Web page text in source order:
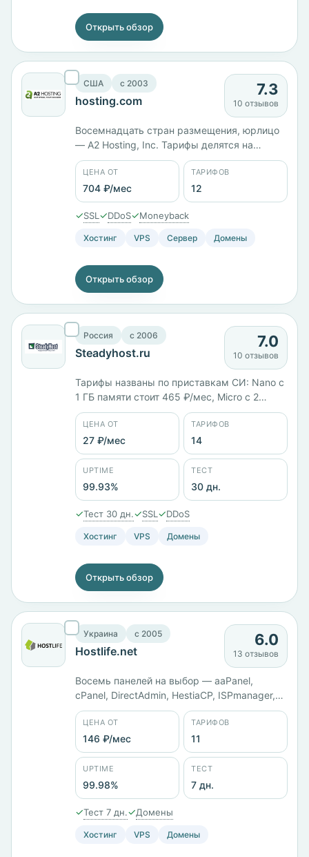
Открыть обзор
США c 2003
hosting.com
7.3
10 отзывов
Восемнадцать стран размещения, юрлицо
— A2 Hosting, Inc. Тарифы делятся на
самостоятельные и управляемые:
Unmanaged Launch 1 с 1 ГБ памяти стоит
703 ₽/мес, Managed Takeoff 4 с 2 ядрами и
4 ГБ — 6025 ₽/мес, Takeoff 8 с 6 ядрами и
8 ГБ — 8216 ₽/мес. Панели cPanel и Plesk.
ЦЕНА ОТ
704 ₽/мес
ТАРИФОВ
12
✓SSL ✓DDoS✓Moneyback
Хостинг VPS Сервер Домены
Открыть обзор
Россия c 2006
Steadyhost.ru
7.0
10 отзывов
Тарифы названы по приставкам СИ: Nano с
1 ГБ памяти стоит 465 ₽/мес, Micro с 2
ядрами и 2 ГБ — 700 ₽/мес, Kilo с 3 ядрами,
3 ГБ и диском на 100 ГБ — 935 ₽/мес.
Четыре панели, включая RootPanel,
площадки в России, Германии и
Нидерландах. Тест 30 дней, возврат
средств.
ЦЕНА ОТ
27 ₽/мес
ТАРИФОВ
14
UPTIME
99.93%
ТЕСТ
30 дн.
✓Тест 30 дн.✓SSL ✓DDoS
Хостинг VPS Домены
Открыть обзор
Украина c 2005
Hostlife.net
6.0
13 отзывов
Восемь панелей на выбор — aaPanel,
cPanel, DirectAdmin, HestiaCP, ISPmanager,
Plesk, RootPanel и VestaCP. Площадки в
шести странах, компания работает с 2005
года. Одиннадцать тарифов от 146 ₽/мес,
старший Geek на NVMe с 8 ядрами и 12 ГБ
памяти стоит 8310 ₽/мес. Заявленный
uptime 99,98%.
ЦЕНА ОТ
146 ₽/мес
ТАРИФОВ
11
UPTIME
99.98%
ТЕСТ
7 дн.
✓Тест 7 дн.✓Домены
Хостинг VPS Домены